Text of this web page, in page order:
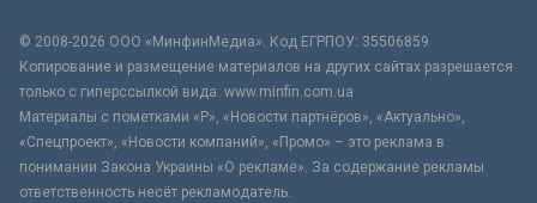
© 2008-2026 ООО «МинфинМедиа». Код ЕГРПОУ: 35506859
Копирование и размещение материалов на других сайтах разрешается
только с гиперссылкой вида: www.minfin.com.ua
Материалы с пометками «Р», «Новости партнёров», «Актуально»,
«Спецпроект», «Новости компаний», «Промо» – это реклама в
понимании Закона Украины «О рекламе». За содержание рекламы
ответственность несёт рекламодатель.